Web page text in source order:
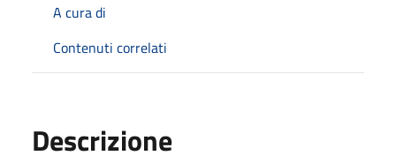
A cura di
Contenuti correlati
Descrizione